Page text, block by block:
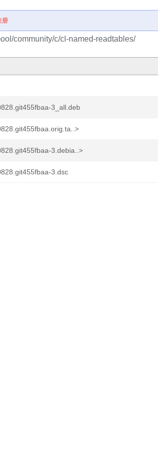
册
community/c/cl-named-readtables/
3_all.deb
3.debia..>
3.dsc